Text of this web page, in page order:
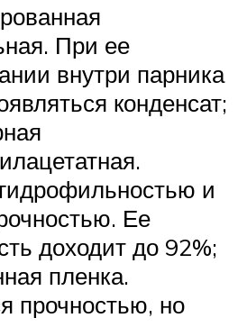
При ее
внутри парника
конденсат;
и
Ее
доходит до 92%;
пленка.
прочностью, но